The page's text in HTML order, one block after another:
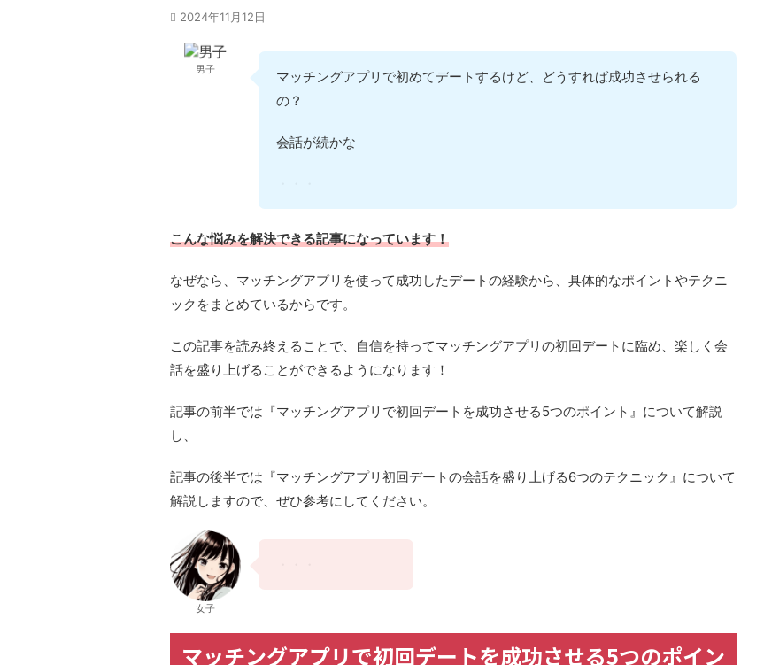
2024年11月12日
男子
マッチングアプリで初めてデートするけど、どうすれば成功させられる
の？
会話が続かなかったらどうしよう…
こんな悩みを解決できる記事になっています！
なぜなら、マッチングアプリを使って成功したデートの経験から、具体的なポイントやテクニ
ックをまとめているからです。
この記事を読み終えることで、自信を持ってマッチングアプリの初回デートに臨め、楽しく会
話を盛り上げることができるようになります！
記事の前半では『マッチングアプリで初回デートを成功させる5つのポイント』について解説
し、
記事の後半では『マッチングアプリ初回デートの会話を盛り上げる6つのテクニック』について
解説しますので、ぜひ参考にしてください。
女子
マッチングアプリで初回デートを成功させる5つのポイン